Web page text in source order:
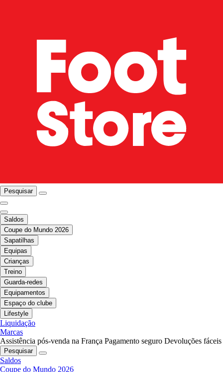
Pesquisar
Saldos
Coupe do Mundo 2026
Sapatilhas
Equipas
Crianças
Treino
Guarda-redes
Equipamentos
Espaço do clube
Lifestyle
Liquidação
Marcas
Assistência pós-venda na França Pagamento seguro Devoluções fáceis
Pesquisar
Saldos
Coupe do Mundo 2026